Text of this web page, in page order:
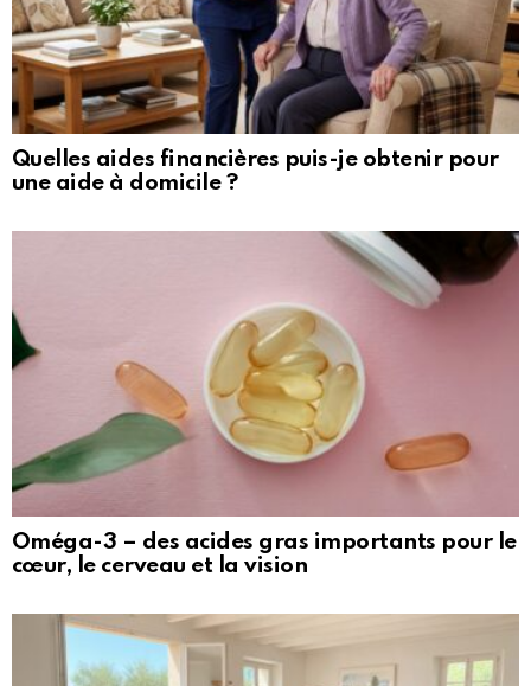
Quelles aides financières puis-je obtenir pour
une aide à domicile ?
Oméga-3 – des acides gras importants pour le
cœur, le cerveau et la vision